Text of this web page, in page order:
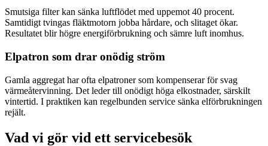
Smutsiga filter kan sänka luftflödet med uppemot 40 procent.
Samtidigt tvingas fläktmotorn jobba hårdare, och slitaget ökar.
Resultatet blir högre energiförbrukning och sämre luft inomhus.
Elpatron som drar onödig ström
Gamla aggregat har ofta elpatroner som kompenserar för svag
värmeåtervinning. Det leder till onödigt höga elkostnader, särskilt
vintertid. I praktiken kan regelbunden service sänka elförbrukningen
rejält.
Vad vi gör vid ett servicebesök